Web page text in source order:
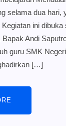
selama dua hari,
ini
Bapak Andi
guru SMK
[…]